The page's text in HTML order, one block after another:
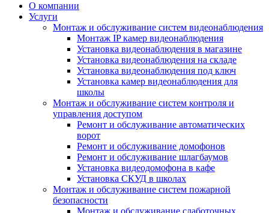
О компании
Услуги
Монтаж и обслуживание систем видеонаблюдения
Монтаж IP камер видеонаблюдения
Установка видеонаблюдения в магазине
Установка видеонаблюдения на складе
Установка видеонаблюдения под ключ
Установка камер видеонаблюдения для
школы
Монтаж и обслуживание систем контроля и
управления доступом
Ремонт и обслуживание автоматических
ворот
Ремонт и обслуживание домофонов
Ремонт и обслуживание шлагбаумов
Установка видеодомофона в кафе
Установка СКУД в школах
Монтаж и обслуживание систем пожарной
безопасности
Монтаж и обслуживание слаботочных